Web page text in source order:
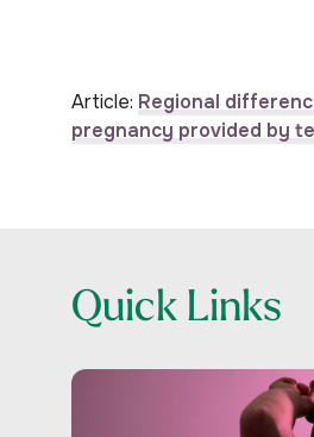
Article: Regional
pregnancy provided by
Quick Links